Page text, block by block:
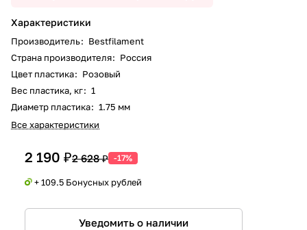
Характеристики
Производитель: Bestfilament
Страна производителя: Россия
Цвет пластика: Розовый
Вес пластика, кг: 1
Диаметр пластика: 1.75 мм
Все характеристики
2 190 ₽2 628 ₽ -17%
+ 109.5 Бонусных рублей
Уведомить о наличии